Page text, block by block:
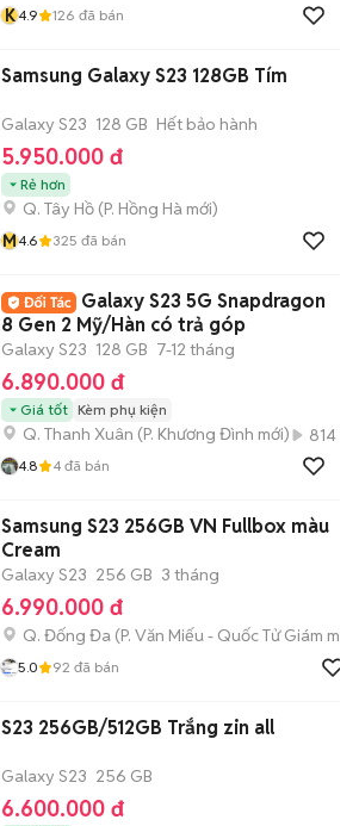
K4.9 126 đã bán
Samsung Galaxy S23 128GB Tím
Galaxy S23 128 GB Hết bảo hành
5.950.000 đ
Rẻ hơn
Q. Tây Hồ (P. Hồng Hà mới)
M4.6 325 đã bán
Galaxy S23 5G Snapdragon
8 Gen 2 Mỹ/Hàn có trả góp
Galaxy S23 128 GB 7-12 tháng
6.890.000 đ
Giá tốt Kèm phụ kiện
Q. Thanh Xuân (P. Khương Đình mới) 814
4.8 4 đã bán
Samsung S23 256GB VN Fullbox màu
Cream
Galaxy S23 256 GB 3 tháng
6.990.000 đ
Q. Đống Đa (P. Văn Miếu - Quốc Tử Giám mới)
5.0 92 đã bán
S23 256GB/512GB Trắng zin all
Galaxy S23 256 GB
6.600.000 đ